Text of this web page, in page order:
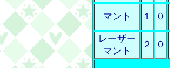
マント １ ０
レーザー
マント
２ ０